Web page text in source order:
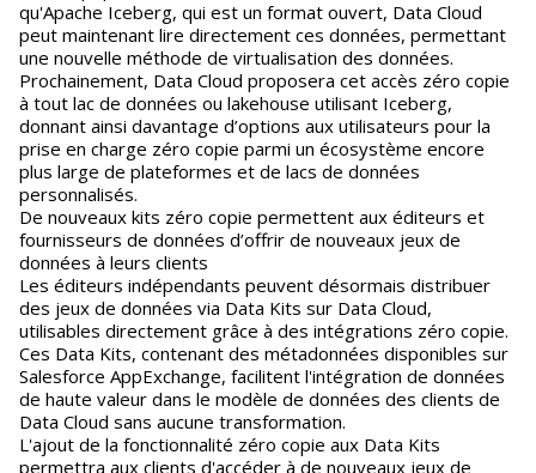
qu'Apache Iceberg, qui est un format ouvert, Data Cloud
peut maintenant lire directement ces données, permettant
une nouvelle méthode de virtualisation des données.
Prochainement, Data Cloud proposera cet accès zéro copie
à tout lac de données ou lakehouse utilisant Iceberg,
donnant ainsi davantage d’options aux utilisateurs pour la
prise en charge zéro copie parmi un écosystème encore
plus large de plateformes et de lacs de données
personnalisés.
De nouveaux kits zéro copie permettent aux éditeurs et
fournisseurs de données d’offrir de nouveaux jeux de
données à leurs clients
Les éditeurs indépendants peuvent désormais distribuer
des jeux de données via Data Kits sur Data Cloud,
utilisables directement grâce à des intégrations zéro copie.
Ces Data Kits, contenant des métadonnées disponibles sur
Salesforce AppExchange, facilitent l'intégration de données
de haute valeur dans le modèle de données des clients de
Data Cloud sans aucune transformation.
L'ajout de la fonctionnalité zéro copie aux Data Kits
permettra aux clients d'accéder à de nouveaux jeux de